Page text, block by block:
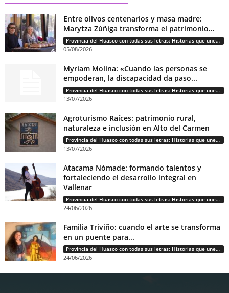
Entre olivos centenarios y masa madre:
Marytza Zúñiga transforma el patrimonio...
Provincia del Huasco con todas sus letras: Historias que unen cultura, diversidad e identidad
05/08/2026
Myriam Molina: «Cuando las personas se
empoderan, la discapacidad da paso...
Provincia del Huasco con todas sus letras: Historias que unen cultura, diversidad e identidad
13/07/2026
Agroturismo Raíces: patrimonio rural,
naturaleza e inclusión en Alto del Carmen
Provincia del Huasco con todas sus letras: Historias que unen cultura, diversidad e identidad
13/07/2026
Atacama Nómade: formando talentos y
fortaleciendo el desarrollo integral en
Vallenar
Provincia del Huasco con todas sus letras: Historias que unen cultura, diversidad e identidad
24/06/2026
Familia Triviño: cuando el arte se transforma
en un puente para...
Provincia del Huasco con todas sus letras: Historias que unen cultura, diversidad e identidad
24/06/2026